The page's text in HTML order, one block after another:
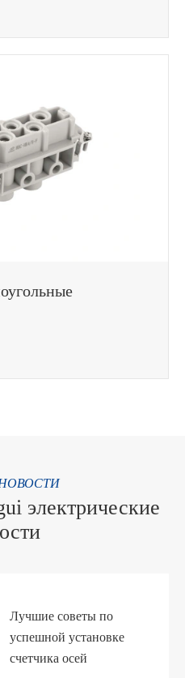
электрические
Лучшие советы по
успешной установке
счетчика осей